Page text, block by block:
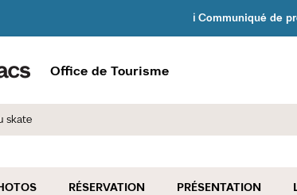
ℹ️ Communiqué de
Office de Tourisme
skate
RÉSERVATION PRÉSENTATION